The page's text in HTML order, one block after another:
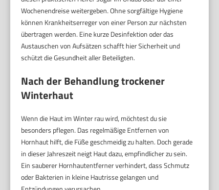
Wochenendreise weitergeben. Ohne sorgfältige Hygiene
können Krankheitserreger von einer Person zur nächsten
übertragen werden. Eine kurze Desinfektion oder das
Austauschen von Aufsätzen schafft hier Sicherheit und
schützt die Gesundheit aller Beteiligten.
Nach der Behandlung trockener
Winterhaut
Wenn die Haut im Winter rau wird, möchtest du sie
besonders pflegen. Das regelmäßige Entfernen von
Hornhaut hilft, die Füße geschmeidig zu halten. Doch gerade
in dieser Jahreszeit neigt Haut dazu, empfindlicher zu sein.
Ein sauberer Hornhautentferner verhindert, dass Schmutz
oder Bakterien in kleine Hautrisse gelangen und